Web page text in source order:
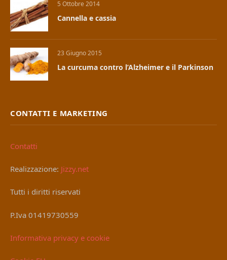
5 Ottobre 2014
Cannella e cassia
23 Giugno 2015
La curcuma contro l’Alzheimer e il Parkinson
CONTATTI E MARKETING
Contatti
Realizzazione: Jizzy.net
Tutti i diritti riservati
P.Iva 01419730559
Informativa privacy e cookie